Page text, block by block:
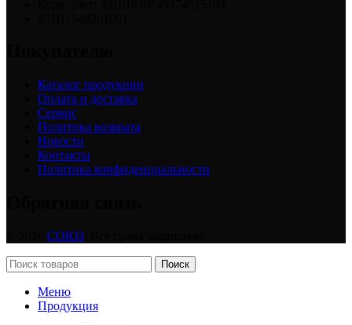
Каталог продукции
Оплата и доставка
Сервис
Политика возврата
Новости
Контакты
Политика конфиденциальности
СОЮЗ
Поиск
Меню
Продукция